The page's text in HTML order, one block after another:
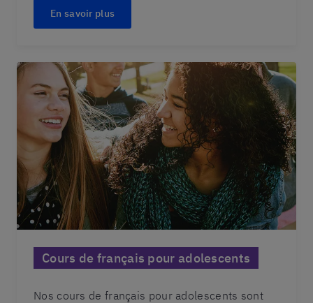
En savoir plus
Cours de français pour adolescents
Nos cours de français pour adolescents sont